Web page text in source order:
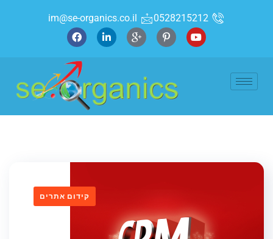
0528215212
im@se-organics.co.il
קידום אתרים